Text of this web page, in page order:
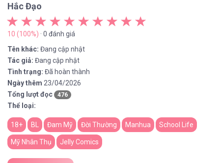
Hắc Đạo
10 (100%) · 0 đánh giá
Tên khác: Đang cập nhật
Tác giả: Đang cập nhật
Tình trạng: Đã hoàn thành
Ngày thêm 23/04/2026
Tổng lượt đọc
476
Thể loại:
18+ BL Đam Mỹ Đời Thường Manhua School Life
Mỹ Nhân Thụ Jelly Comics